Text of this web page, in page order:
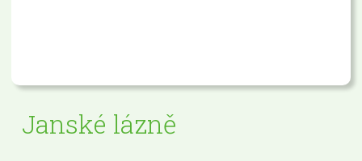
Janské lázně